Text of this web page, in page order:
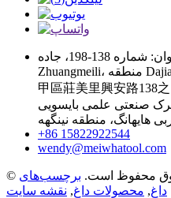
دفتر مرکزی تایوان: شماره 138-198، جاده Xing'an،
Zhuangmeili، منطقه Dajia، شهر Taichung، Taiwan台中市大
甲區莊美里興安路138
صنعتی علمی بایسویی
‎+86 15822922544‎
wendy@meiwhatool.com
برچسب‌های
داغ, محصولات داغ, نقشه سایت